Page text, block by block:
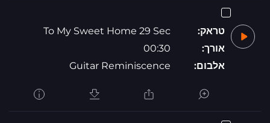
טראק:
To My Sweet Home 29 Sec
אורך:
00:30
אלבום:
Guitar Reminiscence